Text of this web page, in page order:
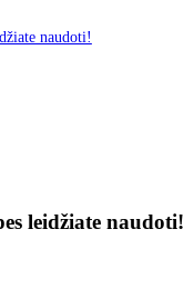
naudoti!
leidžiate naudoti!